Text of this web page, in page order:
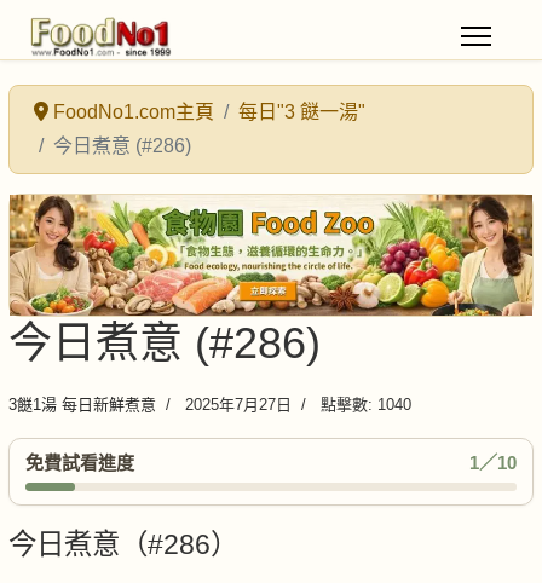
FoodNo1.com主頁
每日"3 餸一湯"
今日煮意 (#286)
今日煮意 (#286)
3餸1湯 每日新鮮煮意 2025年7月27日 點擊數: 1040
免費試看進度 1／10
今日煮意（#286）